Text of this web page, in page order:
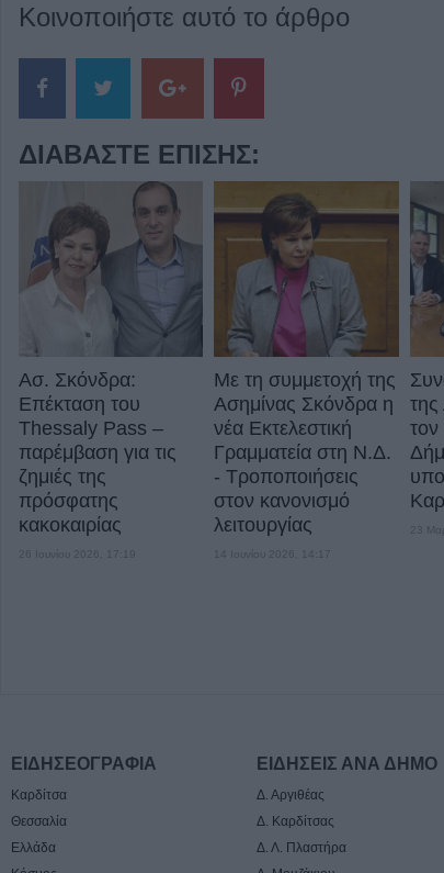
Κοινοποιήστε αυτό το άρθρο
ΔΙΑΒΆΣΤΕ ΕΠΊΣΗΣ:
Ασ. Σκόνδρα:
Επέκταση του
Thessaly Pass –
παρέμβαση για τις
ζημιές της
πρόσφατης
κακοκαιρίας
26 Ιουνίου 2026, 17:19
Με τη συμμετοχή της
Ασημίνας Σκόνδρα η
νέα Εκτελεστική
Γραμματεία στη Ν.Δ.
- Τροποποιήσεις
στον κανονισμό
λειτουργίας
14 Ιουνίου 2026, 14:17
23
ΕΙΔΗΣΕΟΓΡΑΦΙΑ
Καρδίτσα
Θεσσαλία
Ελλάδα
ΕΙΔΗΣΕΙΣ ΑΝΑ ΔΗΜΟ
Δ. Αργιθέας
Δ. Καρδίτσας
Δ. Λ. Πλαστήρα